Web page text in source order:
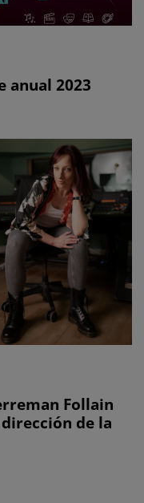
anual 2023
Follain
de la